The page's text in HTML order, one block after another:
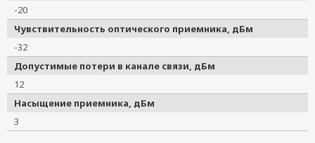
-20
Чувствительность оптического приемника, дБм
-32
Допустимые потери в канале связи, дБм
12
Насыщение приемника, дБм
3